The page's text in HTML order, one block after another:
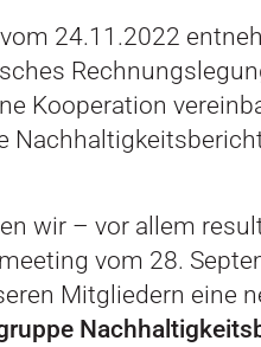
24.11.2022
Kooperation
wir – vor allem
vom 28.
Mitgliedern eine